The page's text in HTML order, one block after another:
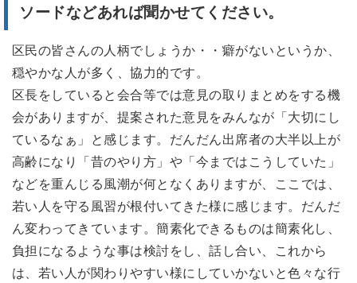
ソードなどあれば聞かせてください。
区民の皆さんの人柄でしょうか・・癖がないというか、
穏やかな人が多く、協力的です。
区長をしていると会合等では意見の取りまとめをする機
会がありますが、提案された意見をみんなが「大切にし
ているなぁ」と感じます。だんだん出席者の大半以上が
高齢になり「昔のやり方」や「今まではこうしていた」
などを重んじる風潮が何となくありますが、ここでは、
若い人を守る風習が根付いてきた様に感じます。だんだ
ん変わってきています。簡素化できるものは簡素化し、
負担になるような事は検討をし、話し合い、これから
は、若い人が関わりやすい様にしていかないと色々な行